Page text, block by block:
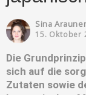
Sina
15. Oktober
Die
sich auf die
Zutaten sowie